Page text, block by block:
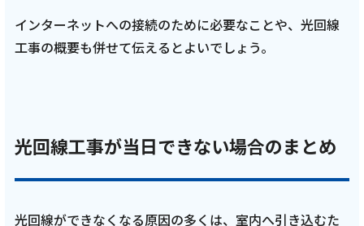
インターネットへの接続のために必要なことや、光回線
工事の概要も併せて伝えるとよいでしょう。
光回線工事が当日できない場合のまとめ
光回線ができなくなる原因の多くは、室内へ引き込むた